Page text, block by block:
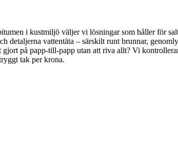
i kustmiljö väljer vi lösningar som håller för
detaljerna vattentäta – särskilt runt brunnar,
på papp-till-papp utan att riva allt? Vi
tak per krona.